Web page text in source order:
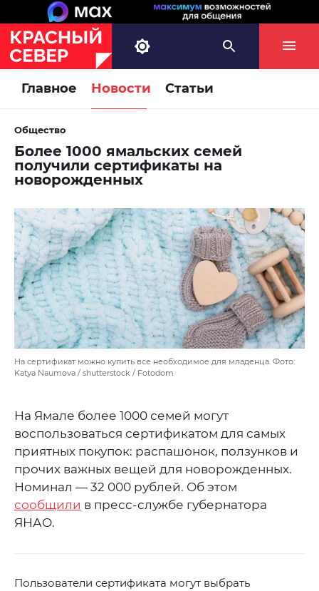
Главное Новости Статьи
Общество
Более 1000 ямальских семей
получили сертификаты на
новорожденных
На сертификат можно купить все необходимое для младенца. Фото:
Katya Naumova / shutterstock / Fotodom
На Ямале более 1000 семей могут
воспользоваться сертификатом для самых
приятных покупок: распашонок, ползунков и
прочих важных вещей для новорожденных.
Номинал — 32 000 рублей. Об этом
сообщили в пресс-службе губернатора
ЯНАО.
Пользователи сертификата могут выбрать